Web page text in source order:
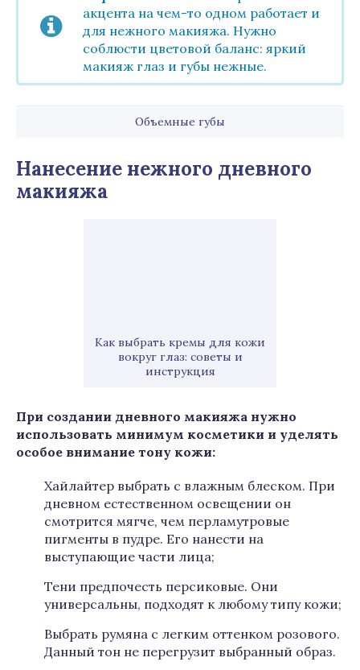
акцента на чем-то одном работает и
для нежного макияжа. Нужно
соблюсти цветовой баланс: яркий
макияж глаз и губы нежные.
Объемные губы
Нанесение нежного дневного
макияжа
Как выбрать кремы для кожи
вокруг глаз: советы и
инструкция
При создании дневного макияжа нужно
использовать минимум косметики и уделять
особое внимание тону кожи:
Хайлайтер выбрать с влажным блеском. При
дневном естественном освещении он
смотрится мягче, чем перламутровые
пигменты в пудре. Его нанести на
выступающие части лица;
Тени предпочесть персиковые. Они
универсальны, подходят к любому типу кожи;
Выбрать румяна с легким оттенком розового.
Данный тон не перегрузит выбранный образ.